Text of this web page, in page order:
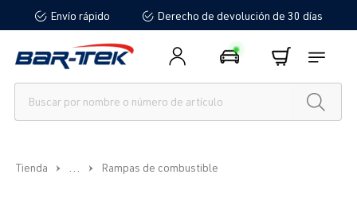
principalEnvío rápido Derecho de devolución de 30 días
Tienda ... Rampas de combustible